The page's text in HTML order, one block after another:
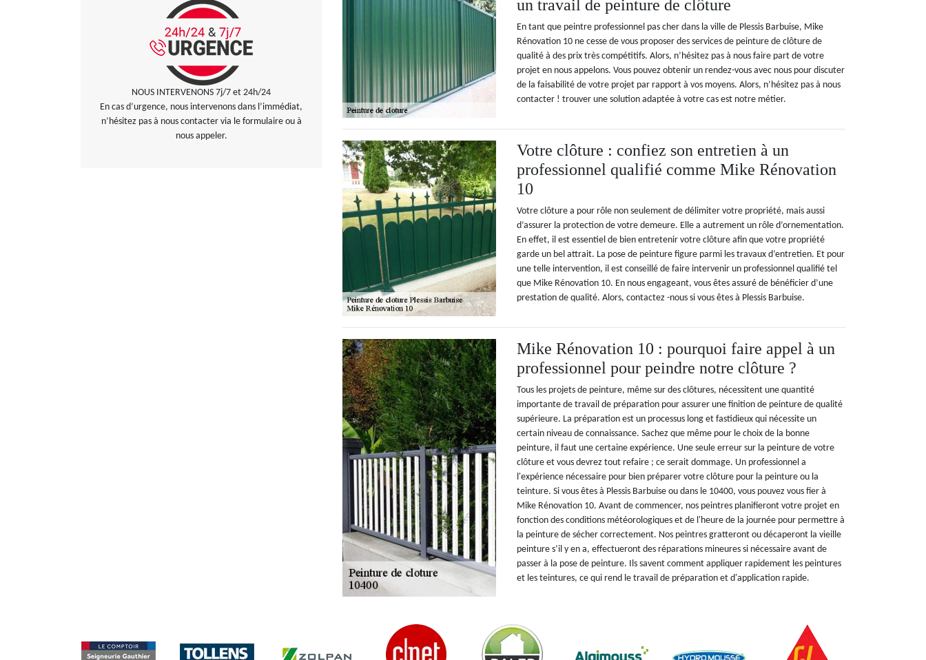
NOUS INTERVENONS 7j/7 et 24h/24
En cas d’urgence, nous intervenons dans l’immédiat,
n’hésitez pas à nous contacter via le formulaire ou à
nous appeler.
un travail de peinture de clôture
En tant que peintre professionnel pas cher dans la ville de Plessis Barbuise, Mike
Rénovation 10 ne cesse de vous proposer des services de peinture de clôture de
qualité à des prix très compétitifs. Alors, n’hésitez pas à nous faire part de votre
projet en nous appelons. Vous pouvez obtenir un rendez-vous avec nous pour discuter
de la faisabilité de votre projet par rapport à vos moyens. Alors, n’hésitez pas à nous
contacter ! trouver une solution adaptée à votre cas est notre métier.
Votre clôture : confiez son entretien à un
professionnel qualifié comme Mike Rénovation
10
Votre clôture a pour rôle non seulement de délimiter votre propriété, mais aussi
d’assurer la protection de votre demeure. Elle a autrement un rôle d’ornementation.
En effet, il est essentiel de bien entretenir votre clôture afin que votre propriété
garde un bel attrait. La pose de peinture figure parmi les travaux d’entretien. Et pour
une telle intervention, il est conseillé de faire intervenir un professionnel qualifié tel
que Mike Rénovation 10. En nous engageant, vous êtes assuré de bénéficier d’une
prestation de qualité. Alors, contactez -nous si vous êtes à Plessis Barbuise.
Mike Rénovation 10 : pourquoi faire appel à un
professionnel pour peindre notre clôture ?
Tous les projets de peinture, même sur des clôtures, nécessitent une quantité
importante de travail de préparation pour assurer une finition de peinture de qualité
supérieure. La préparation est un processus long et fastidieux qui nécessite un
certain niveau de connaissance. Sachez que même pour le choix de la bonne
peinture, il faut une certaine expérience. Une seule erreur sur la peinture de votre
clôture et vous devrez tout refaire ; ce serait dommage. Un professionnel a
l'expérience nécessaire pour bien préparer votre clôture pour la peinture ou la
teinture. Si vous êtes à Plessis Barbuise ou dans le 10400, vous pouvez vous fier à
Mike Rénovation 10. Avant de commencer, nos peintres planifieront votre projet en
fonction des conditions météorologiques et de l'heure de la journée pour permettre à
la peinture de sécher correctement. Nos peintres gratteront ou décaperont la vieille
peinture s’il y en a, effectueront des réparations mineures si nécessaire avant de
passer à la pose de peinture. Ils savent comment appliquer rapidement les peintures
et les teintures, ce qui rend le travail de préparation et d'application rapide.